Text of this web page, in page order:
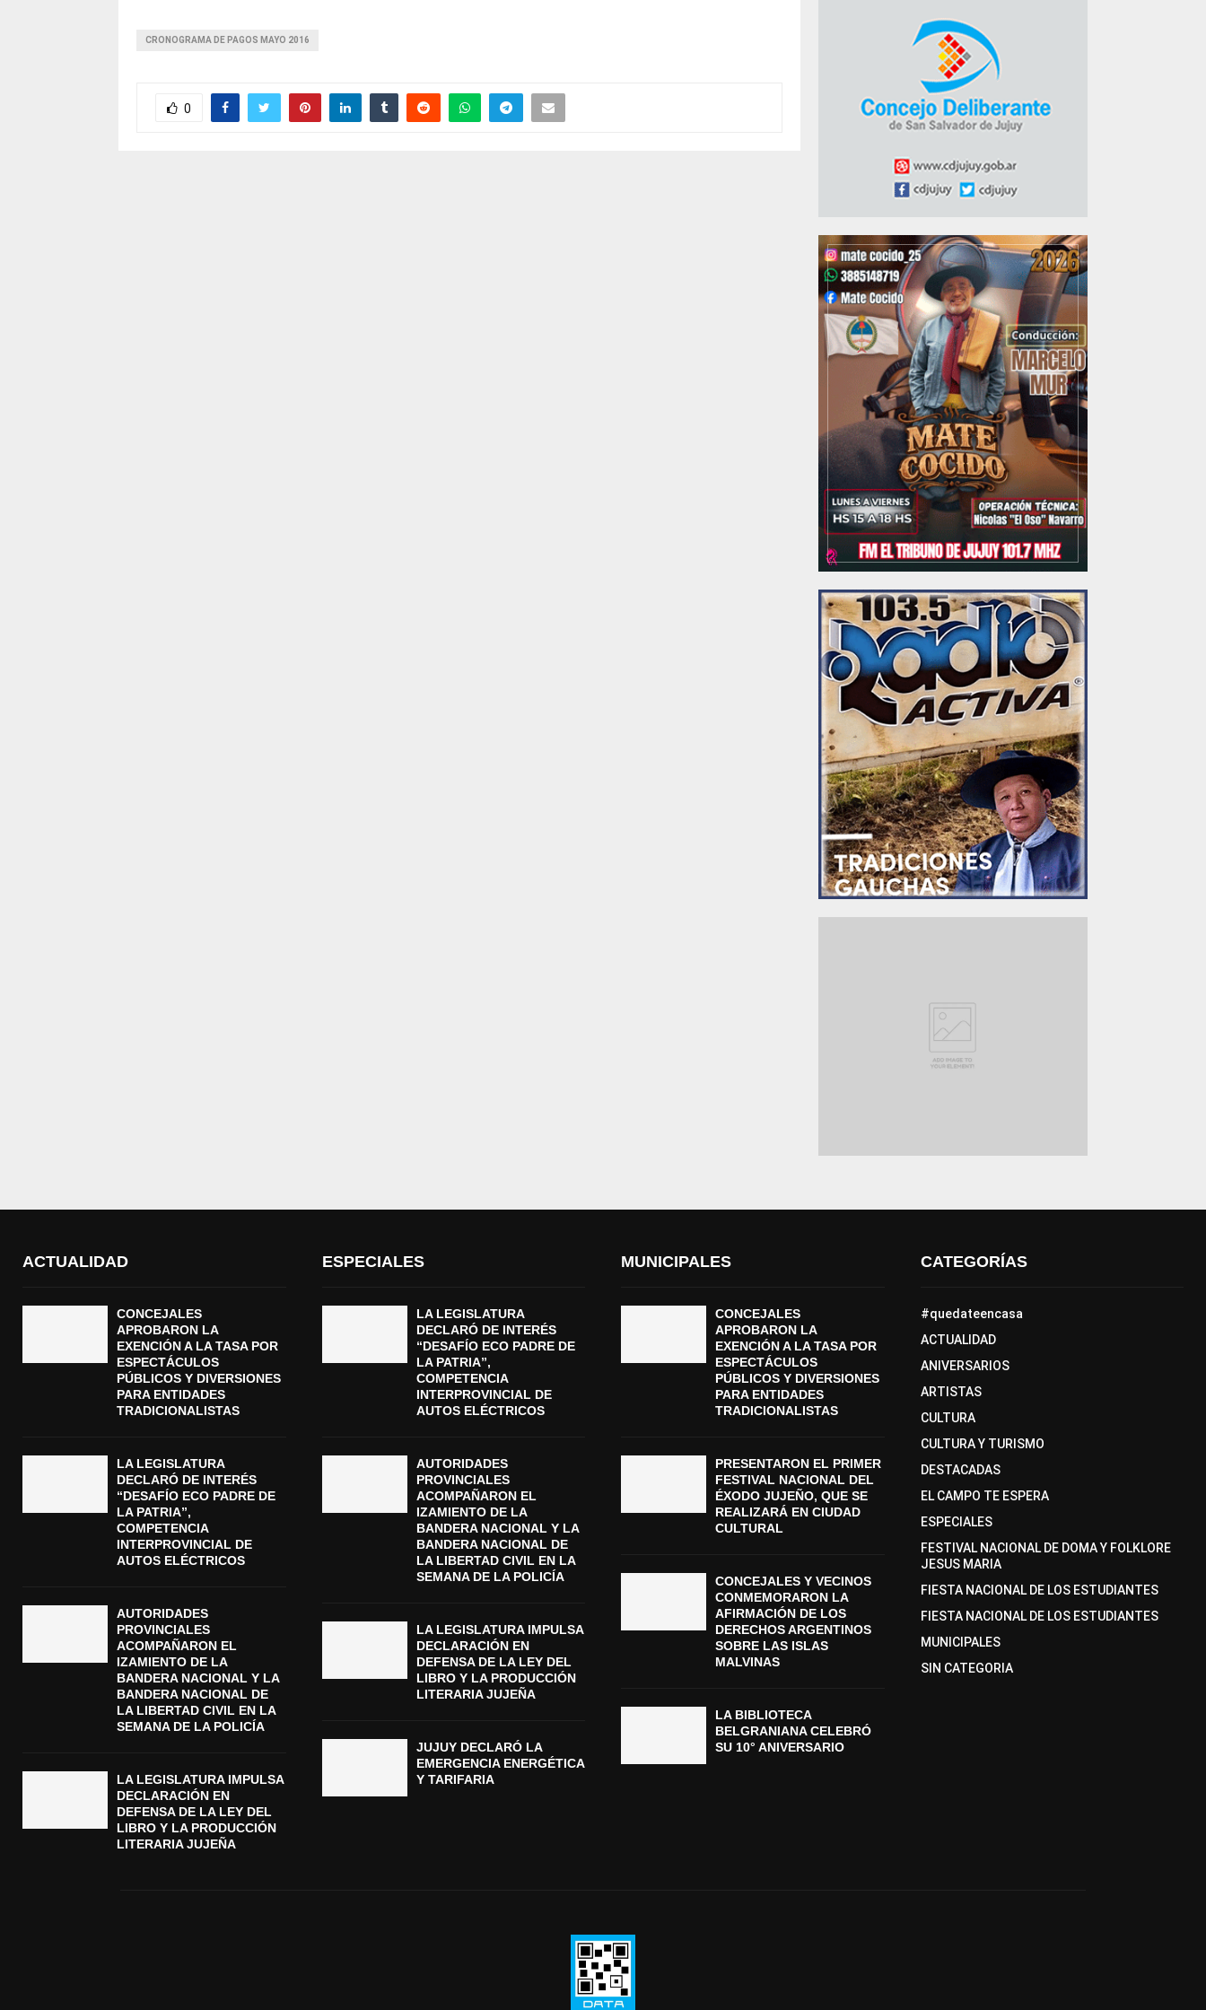
CRONOGRAMA DE PAGOS MAYO 2016
0
ACTUALIDAD
CONCEJALES
APROBARON LA
EXENCIÓN A LA TASA POR
ESPECTÁCULOS
PÚBLICOS Y DIVERSIONES
PARA ENTIDADES
TRADICIONALISTAS
LA LEGISLATURA
DECLARÓ DE INTERÉS
“DESAFÍO ECO PADRE DE
LA PATRIA”,
COMPETENCIA
INTERPROVINCIAL DE
AUTOS ELÉCTRICOS
AUTORIDADES
PROVINCIALES
ACOMPAÑARON EL
IZAMIENTO DE LA
BANDERA NACIONAL Y LA
BANDERA NACIONAL DE
LA LIBERTAD CIVIL EN LA
SEMANA DE LA POLICÍA
LA LEGISLATURA IMPULSA
DECLARACIÓN EN
DEFENSA DE LA LEY DEL
LIBRO Y LA PRODUCCIÓN
LITERARIA JUJEÑA
ESPECIALES
LA LEGISLATURA
DECLARÓ DE INTERÉS
“DESAFÍO ECO PADRE DE
LA PATRIA”,
COMPETENCIA
INTERPROVINCIAL DE
AUTOS ELÉCTRICOS
AUTORIDADES
PROVINCIALES
ACOMPAÑARON EL
IZAMIENTO DE LA
BANDERA NACIONAL Y LA
BANDERA NACIONAL DE
LA LIBERTAD CIVIL EN LA
SEMANA DE LA POLICÍA
LA LEGISLATURA IMPULSA
DECLARACIÓN EN
DEFENSA DE LA LEY DEL
LIBRO Y LA PRODUCCIÓN
LITERARIA JUJEÑA
JUJUY DECLARÓ LA
EMERGENCIA ENERGÉTICA
Y TARIFARIA
MUNICIPALES
CONCEJALES
APROBARON LA
EXENCIÓN A LA TASA POR
ESPECTÁCULOS
PÚBLICOS Y DIVERSIONES
PARA ENTIDADES
TRADICIONALISTAS
PRESENTARON EL PRIMER
FESTIVAL NACIONAL DEL
ÉXODO JUJEÑO, QUE SE
REALIZARÁ EN CIUDAD
CULTURAL
CONCEJALES Y VECINOS
CONMEMORARON LA
AFIRMACIÓN DE LOS
DERECHOS ARGENTINOS
SOBRE LAS ISLAS
MALVINAS
LA BIBLIOTECA
BELGRANIANA CELEBRÓ
SU 10° ANIVERSARIO
CATEGORÍAS
#quedateencasa
ACTUALIDAD
ANIVERSARIOS
ARTISTAS
CULTURA
CULTURA Y TURISMO
DESTACADAS
EL CAMPO TE ESPERA
ESPECIALES
FESTIVAL NACIONAL DE DOMA Y FOLKLORE
JESUS MARIA
FIESTA NACIONAL DE LOS ESTUDIANTES
FIESTA NACIONAL DE LOS ESTUDIANTES
MUNICIPALES
SIN CATEGORIA